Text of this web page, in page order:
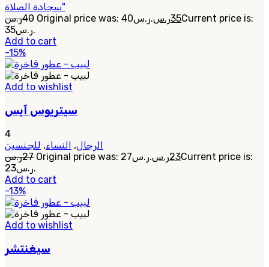
سجادة الصلاة"
40ر.س Original price was: 40ر.س. 35ر.س
Current price is:
35ر.س.
Add to cart
-15%
Add to wishlist
سيتريوس آيس
4
الرجال, النساء, للجنسين
27ر.س Original price was: 27ر.س. 23ر.س
Current price is:
23ر.س.
Add to cart
-13%
Add to wishlist
سيغنتشر